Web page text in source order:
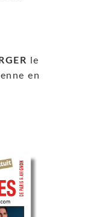
le
en